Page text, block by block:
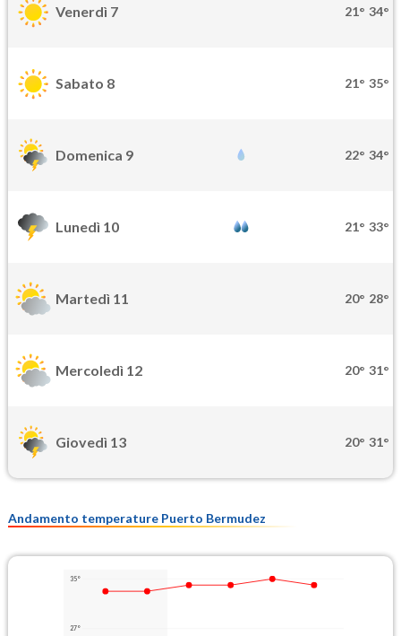
Venerdì 7 21° 34°
Sabato 8 21° 35°
Domenica 9 22° 34°
Lunedì 10 21° 33°
Martedì 11 20° 28°
Mercoledì 12 20° 31°
Giovedì 13 20° 31°
Andamento temperature Puerto Bermudez
35°
27°